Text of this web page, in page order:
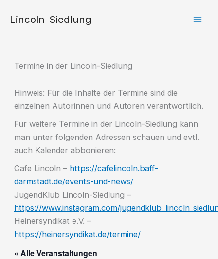
InhaltLincoln-Siedlung
Termine in der Lincoln-Siedlung
Hinweis: Für die Inhalte der Termine sind die
einzelnen Autorinnen und Autoren verantwortlich.
Für weitere Termine in der Lincoln-Siedlung kann
man unter folgenden Adressen schauen und evtl.
auch Kalender abbonieren:
Cafe Lincoln – https://cafelincoln.baff-
darmstadt.de/events-und-news/
JugendKlub Lincoln-Siedlung –
https://www.instagram.com/
Heinersyndikat e.V. –
https://heinersyndikat.de/termine/
« Alle Veranstaltungen